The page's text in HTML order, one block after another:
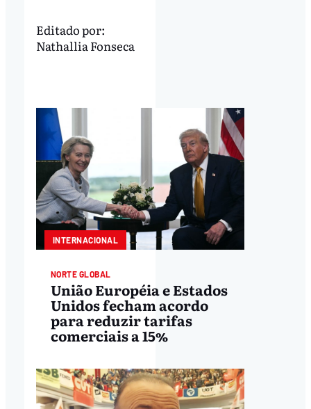
Editado por:
Nathallia Fonseca
INTERNACIONAL
NORTE GLOBAL
União Européia e Estados
Unidos fecham acordo
para reduzir tarifas
comerciais a 15%